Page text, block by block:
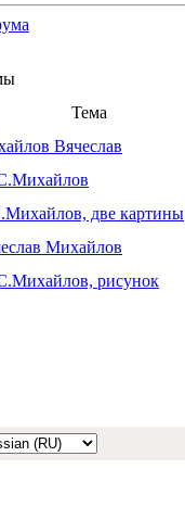
Тема
Вячеслав
две картины
Михайлов
рисунок